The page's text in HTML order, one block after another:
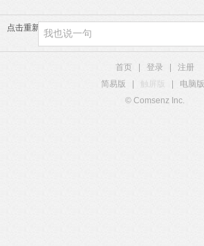
点击重新加载
首页 登录
注册
简易版
触屏版 电脑版
© Comsenz Inc.